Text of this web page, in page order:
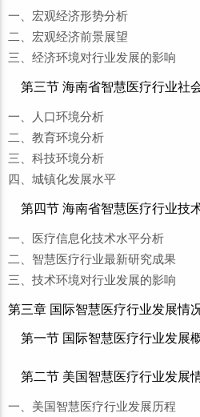
一、宏观经济形势分析
二、宏观经济前景展望
三、经济环境对行业发展的影响
第三节 海南省智慧医疗行业社
一、人口环境分析
二、教育环境分析
三、科技环境分析
四、城镇化发展水平
第四节 海南省智慧医疗行业技
一、医疗信息化技术水平分析
二、智慧医疗行业最新研究成果
三、技术环境对行业发展的影响
第三章 国际智慧医疗行业发展情
第一节 国际智慧医疗行业发展
第二节 美国智慧医疗行业发展
一、美国智慧医疗行业发展历程